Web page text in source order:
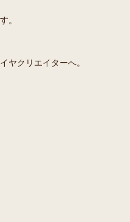
。
ヤクリエイターへ。